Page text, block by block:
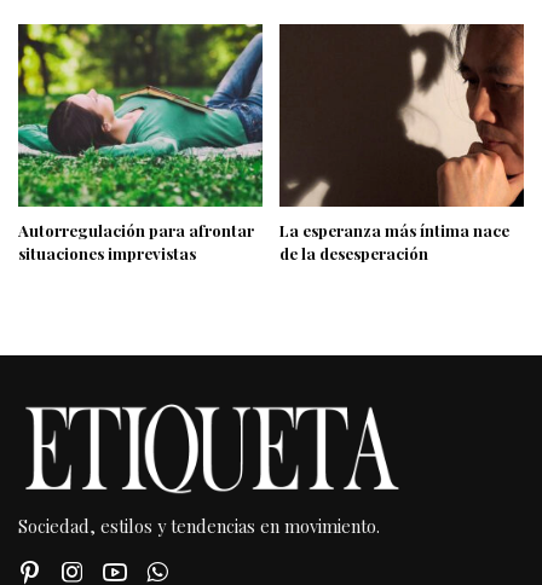
Autorregulación para afrontar
situaciones imprevistas
La esperanza más íntima nace
de la desesperación
Sociedad, estilos y tendencias en movimiento.